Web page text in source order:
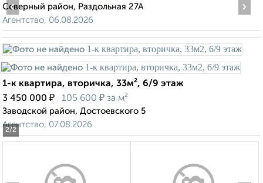
Северный район, Раздольная 27А
Агентство, 06.08.2026
2/2
‹ ›
1-к квартира, вторичка, 33м², 6/9 этаж
3 450 000 ₽ 105 600 ₽ за м²
Заводской район, Достоевского 5
Агентство, 07.08.2026